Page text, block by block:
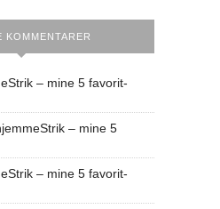
KOMMENTARER
– mine 5 favorit-
– mine 5
– mine 5 favorit-